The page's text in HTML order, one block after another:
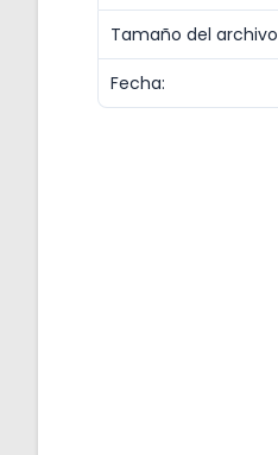
Tamaño del archivo
Fecha: